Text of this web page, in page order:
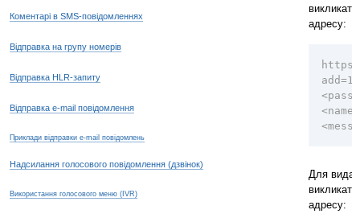
Коментарі в SMS-повідомленнях
Відправка на групу номерів
Відправка HLR-запиту
Відправка e-mail повідомлення
Приклади відправки e-mail повідомлень
Надсилання голосового повідомлення (дзвінок)
Використання голосового меню (IVR)
адресу:
Для
адресу: